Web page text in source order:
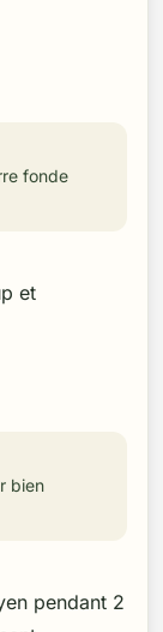
fonde
et
bien
pendant 2